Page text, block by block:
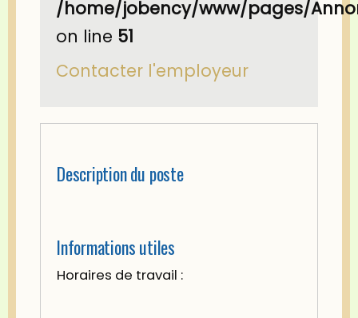
/home/jobency/www/pages/
on line 51
Contacter l'employeur
Description du poste
Informations utiles
Horaires de travail :